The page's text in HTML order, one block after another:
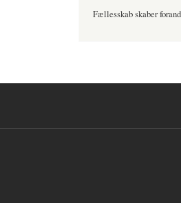
Fællesskab skaber